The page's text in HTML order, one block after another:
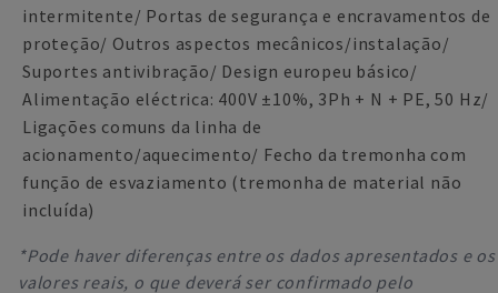
intermitente/ Portas de segurança e encravamentos de
proteção/ Outros aspectos mecânicos/instalação/
Suportes antivibração/ Design europeu básico/
Alimentação eléctrica: 400V ±10%, 3Ph + N + PE, 50 Hz/
Ligações comuns da linha de
acionamento/aquecimento/ Fecho da tremonha com
função de esvaziamento (tremonha de material não
incluída)
*Pode haver diferenças entre os dados apresentados e os
valores reais, o que deverá ser confirmado pelo